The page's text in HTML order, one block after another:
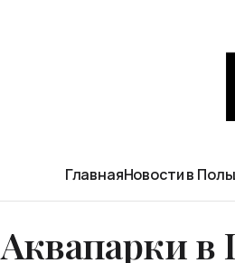
ГлавнаяНовости в
Аквапарки